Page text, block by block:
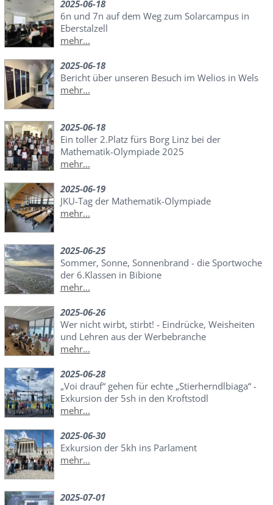
2025-06-18
6n und 7n auf dem Weg zum Solarcampus in
Eberstalzell
mehr...
2025-06-18
Bericht über unseren Besuch im Welios in Wels
mehr...
2025-06-18
Ein toller 2.Platz fürs Borg Linz bei der
Mathematik-Olympiade 2025
mehr...
2025-06-19
JKU-Tag der Mathematik-Olympiade
mehr...
2025-06-25
Sommer, Sonne, Sonnenbrand - die Sportwoche
der 6.Klassen in Bibione
mehr...
2025-06-26
Wer nicht wirbt, stirbt! - Eindrücke, Weisheiten
und Lehren aus der Werbebranche
mehr...
2025-06-28
„Voi drauf“ gehen für echte „Stierherndlbiaga“ -
Exkursion der 5sh in den Kroftstodl
mehr...
2025-06-30
Exkursion der 5kh ins Parlament
mehr...
2025-07-01